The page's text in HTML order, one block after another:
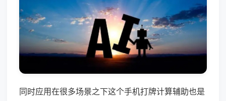
同时应用在很多场景之下这个手机打牌计算辅助也是